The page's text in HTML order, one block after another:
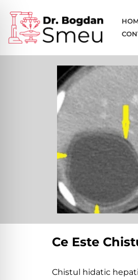
Sari
la
conținut
Ce Este
Chistul hidatic